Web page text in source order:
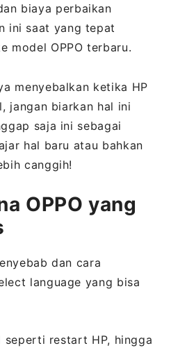
biaya perbaikan
ini saat yang tepat
model OPPO terbaru.
menyebalkan ketika HP
jangan biarkan hal ini
saja ini sebagai
hal baru atau bahkan
canggih!
OPPO yang
dan cara
language yang bisa
seperti restart HP, hingga